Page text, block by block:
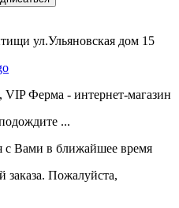
ул.Ульяновская дом 15
VIP Ферма - интернет-магазин
...
с Вами в ближайшее время
заказа. Пожалуйста,